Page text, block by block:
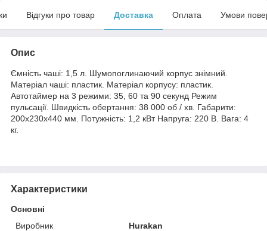
Відгуки про товар Доставка Оплата Умови
Опис
Ємність чаші: 1,5 л. Шумопоглинаючий корпус знімний.
Матеріал чаші: пластик. Матеріал корпусу: пластик.
Автотаймер на 3 режими: 35, 60 та 90 секунд Режим
пульсації. Швидкість обертання: 38 000 об / хв. Габарити:
200x230x440 мм. Потужність: 1,2 кВт Напруга: 220 В. Вага: 4
кг.
Характеристики
Основні
Виробник
Hurakan